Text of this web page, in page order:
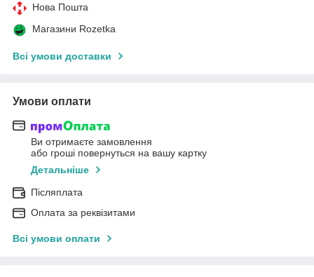
Нова Пошта
Магазини Rozetka
Всі умови доставки
Умови оплати
Ви отримаєте замовлення
або гроші повернуться на вашу картку
Детальніше
Післяплата
Оплата за реквізитами
Всі умови оплати